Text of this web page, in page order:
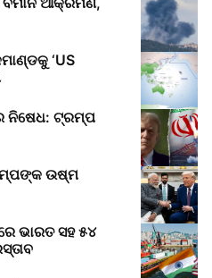
‘US
ନିଷେଧ: ଟ୍ରମ୍ପ
ଉଷ୍ମ
ଭାରତ ସହ ୫୪